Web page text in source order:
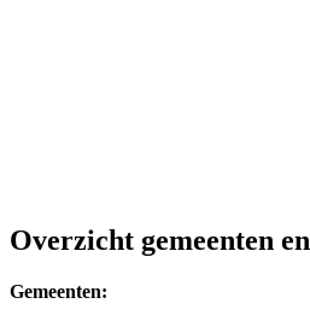
Overzicht gemeenten
Gemeenten: